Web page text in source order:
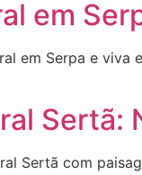
em
em Serpa e viva
Sertã:
Sertã com